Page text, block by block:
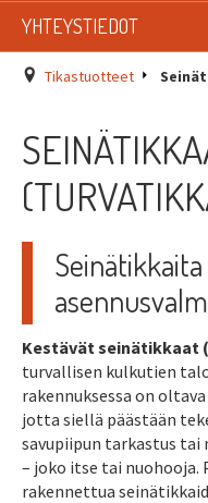
LISTAT
KATTOTURVATUOTTEET
TIKASTUOTTEET
TARVIKKEET
TARJOUSTUOTTEET
PYYDÄ TARJOUS
YHTEYSTIEDOT
Tikastuotteet
Kestävät seinätikkaat
turvallisen kulkutien
rakennuksessa on
jotta siellä päästään
savupiipun tarkastus
– joko itse tai nuohooja.
rakennettua